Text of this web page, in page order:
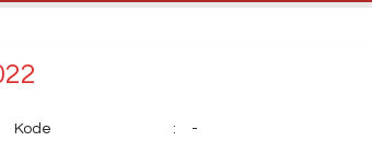
Kode : -